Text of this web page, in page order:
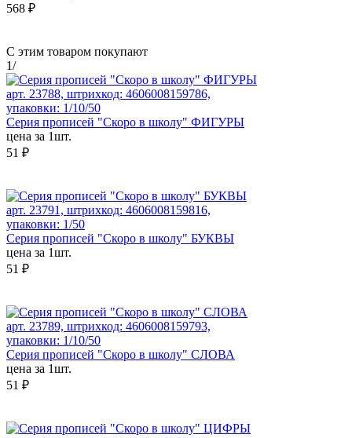
568 ₽
С этим товаром покупают
1/
арт. 23788, штрихкод: 4606008159786,
упаковки: 1/10/50
Серия прописей "Скоро в школу" ФИГУРЫ
цена за 1шт.
51 ₽
арт. 23791, штрихкод: 4606008159816,
упаковки: 1/50
Серия прописей "Скоро в школу" БУКВЫ
цена за 1шт.
51 ₽
арт. 23789, штрихкод: 4606008159793,
упаковки: 1/10/50
Серия прописей "Скоро в школу" СЛОВА
цена за 1шт.
51 ₽